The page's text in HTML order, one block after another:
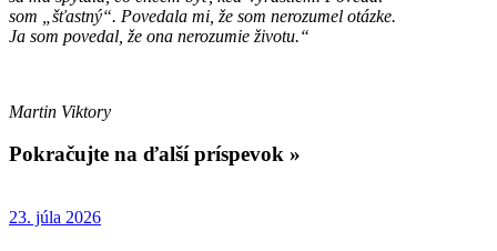
som „šťastný“. Povedala mi, že som nerozumel otázke.
Ja som povedal, že ona nerozumie životu.“
Martin Viktory
Pokračujte na ďalší príspevok »
23. júla 2026